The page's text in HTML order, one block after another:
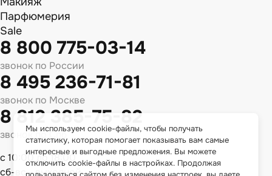
Парфюмерия
Sale
8 800 775-03-14
звонок по России
8 495 236-71-81
звонок по Москве
8 812 385-75-82
звонок по Спб
с 10:00 до 18:00
сб-вс - выходной
Мы используем cookie-файлы, чтобы получать
статистику, которая помогает показывать вам самые
интересные и выгодные предложения. Вы можете
отключить cookie-файлы в настройках. Продолжая